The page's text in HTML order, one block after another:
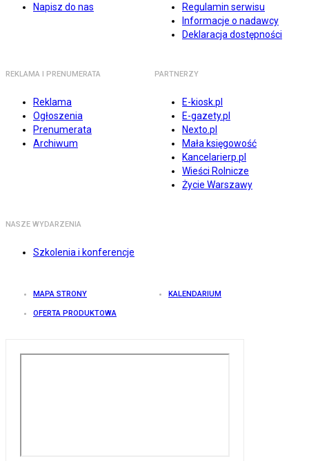
Napisz do nas
Regulamin serwisu
Informacje o nadawcy
Deklaracja dostępności
REKLAMA I PRENUMERATA
Reklama
Ogłoszenia
Prenumerata
Archiwum
PARTNERZY
E-kiosk.pl
E-gazety.pl
Nexto.pl
Mała księgowość
Kancelarierp.pl
Wieści Rolnicze
Życie Warszawy
NASZE WYDARZENIA
Szkolenia i konferencje
MAPA STRONY KALENDARIUM
OFERTA PRODUKTOWA